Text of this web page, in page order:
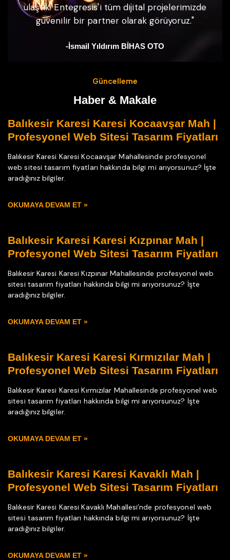
ulaştık. Entegresis'i tüm dijital projelerimizde
güvenilir bir partner olarak görüyoruz."
-İsmail Yıldırım BİHAS OTO
Güncelleme
Haber & Makale
Balıkesir Karesi Karesi Kocaavşar Mah |
Profesyonel Web Sitesi Tasarım Fiyatları
Balıkesir Karesi Karesi Kocaavşar Mahallesinde profesyonel
web sitesi tasarım fiyatları hakkında bilgi mi arıyorsunuz? İşte
aradığınız bilgiler.
OKUMAYA DEVAM ET »
Balıkesir Karesi Karesi Kızpınar Mah |
Profesyonel Web Sitesi Tasarım Fiyatları
Balıkesir Karesi Karesi Kızpınar Mahallesinde profesyonel web
sitesi tasarım fiyatları hakkında bilgi mi arıyorsunuz? İşte
aradığınız bilgiler.
OKUMAYA DEVAM ET »
Balıkesir Karesi Karesi Kırmızılar Mah |
Profesyonel Web Sitesi Tasarım Fiyatları
Balıkesir Karesi Karesi Kırmızılar Mahallesinde profesyonel web
sitesi tasarım fiyatları hakkında bilgi mi arıyorsunuz? İşte
aradığınız bilgiler.
OKUMAYA DEVAM ET »
Balıkesir Karesi Karesi Kavaklı Mah |
Profesyonel Web Sitesi Tasarım Fiyatları
Balıkesir Karesi Karesi Kavaklı Mahallesi’nde profesyonel web
sitesi tasarım fiyatları hakkında bilgi mi arıyorsunuz? İşte
aradığınız bilgiler.
OKUMAYA DEVAM ET »